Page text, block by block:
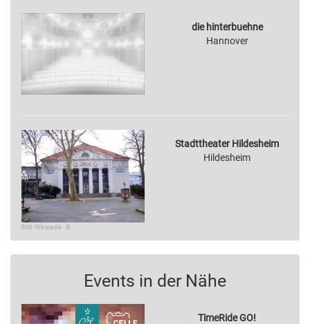
die hinterbuehne
Hannover
Bild: Wikipedia · ©
Stadttheater Hildesheim
Hildesheim
Events in der Nähe
TimeRide GO!